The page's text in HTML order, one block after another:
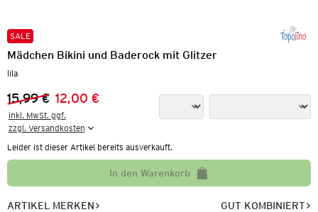
SALE
Mädchen Bikini und Baderock mit Glitzer
lila
Vorheriger Preis:
15,99 €
Neuer Preis:
12,00 €
inkl. MwSt. ggf.
zzgl. Versandkosten
Leider ist dieser Artikel bereits ausverkauft.
In den Warenkorb
ARTIKEL MERKEN GUT KOMBINIERT